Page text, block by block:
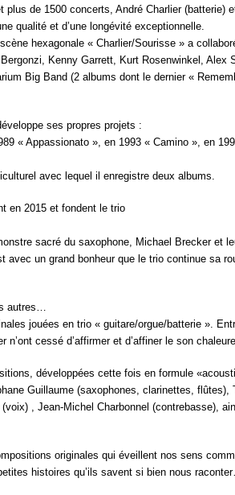
plus de 1500 concerts, André Charlier
qualité et d’une longévité exceptionnelle.
hexagonale « Charlier/Sourisse » a
Kenny Garrett, Kurt Rosenwinkel,
Big Band (2 albums dont le dernier «
ses propres projets :
« Appassionato », en 1993 « Camino », en
avec lequel il enregistre deux albums.
en 2015 et fondent le trio
sacré du saxophone, Michael Brecker et
avec un grand bonheur que le trio continue sa
autres…
jouées en trio « guitare/orgue/batterie ».
n’ont cessé d’affirmer et d’affiner le son
développées cette fois en formule
Guillaume (saxophones, clarinettes,
, Jean-Michel Charbonnel (contrebasse),
originales qui éveillent nos sens
histoires qu’ils savent si bien nous